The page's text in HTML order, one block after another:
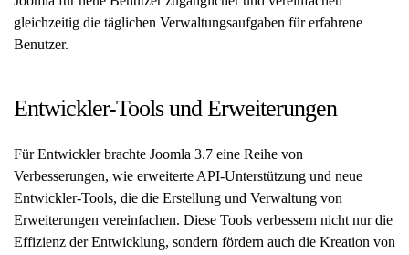
gleichzeitig die täglichen Verwaltungsaufgaben für erfahrene
Benutzer.
Entwickler-Tools und Erweiterungen
Für Entwickler brachte Joomla 3.7 eine Reihe von
Verbesserungen, wie erweiterte API-Unterstützung und neue
Entwickler-Tools, die die Erstellung und Verwaltung von
Erweiterungen vereinfachen. Diese Tools verbessern nicht nur die
Effizienz der Entwicklung, sondern fördern auch die Kreation von